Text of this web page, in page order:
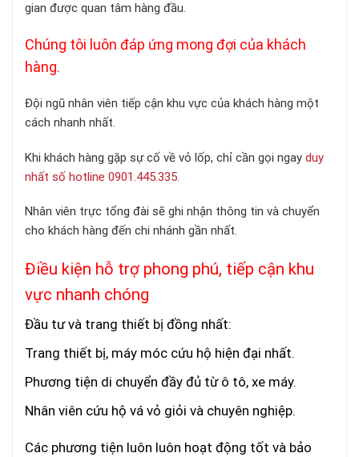
gian được quan tâm hàng đầu.
Chúng tôi luôn đáp ứng mong đợi của khách
hàng.
Đội ngũ nhân viên tiếp cận khu vực của khách hàng một
cách nhanh nhất.
Khi khách hàng gặp sự cố về vỏ lốp, chỉ cần gọi ngay duy
nhất số hotline 0901.445.335.
Nhân viên trực tổng đài sẽ ghi nhận thông tin và chuyển
cho khách hàng đến chi nhánh gần nhất.
Điều kiện hỗ trợ phong phú, tiếp cận khu
vực nhanh chóng
Đầu tư và trang thiết bị đồng nhất:
Trang thiết bị, máy móc cứu hộ hiện đại nhất.
Phương tiện di chuyển đầy đủ từ ô tô, xe máy.
Nhân viên cứu hộ vá vỏ giỏi và chuyên nghiệp.
Các phương tiện luôn luôn hoạt động tốt và bảo